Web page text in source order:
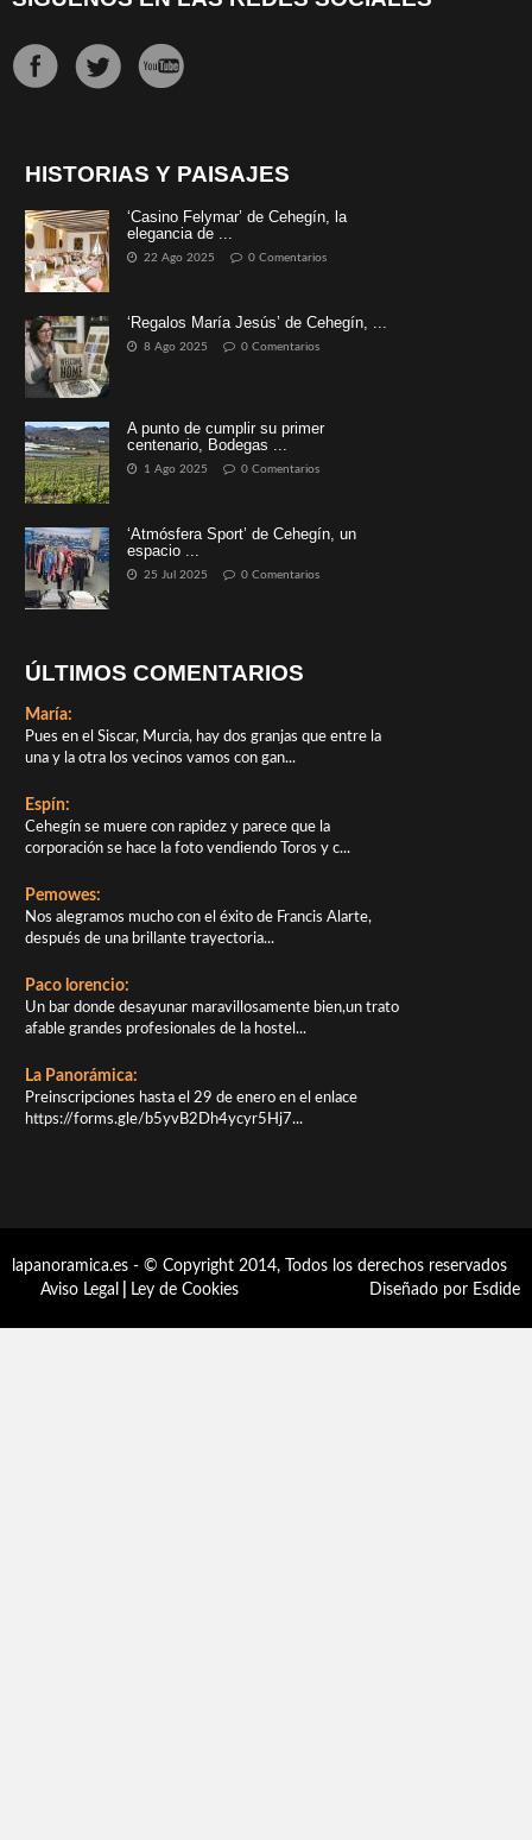
HISTORIAS Y PAISAJES
‘Casino Felymar’ de Cehegín, la
elegancia de ...
22 Ago 2025 0 Comentarios
‘Regalos María Jesús’ de Cehegín, ...
8 Ago 2025 0 Comentarios
A punto de cumplir su primer
centenario, Bodegas ...
1 Ago 2025 0 Comentarios
‘Atmósfera Sport’ de Cehegín, un
espacio ...
25 Jul 2025 0 Comentarios
ÚLTIMOS COMENTARIOS
María:
Pues en el Siscar, Murcia, hay dos granjas que entre la
una y la otra los vecinos vamos con gan...
Espín:
Cehegín se muere con rapidez y parece que la
corporación se hace la foto vendiendo Toros y c...
Pemowes:
Nos alegramos mucho con el éxito de Francis Alarte,
después de una brillante trayectoria...
Paco lorencio:
Un bar donde desayunar maravillosamente bien,un trato
afable grandes profesionales de la hostel...
La Panorámica:
Preinscripciones hasta el 29 de enero en el enlace
https://forms.gle/b5yvB2Dh4ycyr5Hj7...
lapanoramica.es - © Copyright 2014, Todos los derechos reservados
Aviso Legal
Ley de Cookies Diseñado por Esdide